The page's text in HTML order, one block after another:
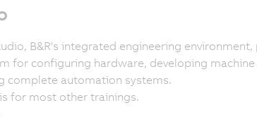
B&R's integrated engineering environment,
for configuring hardware, developing
complete automation systems.
for most other trainings.